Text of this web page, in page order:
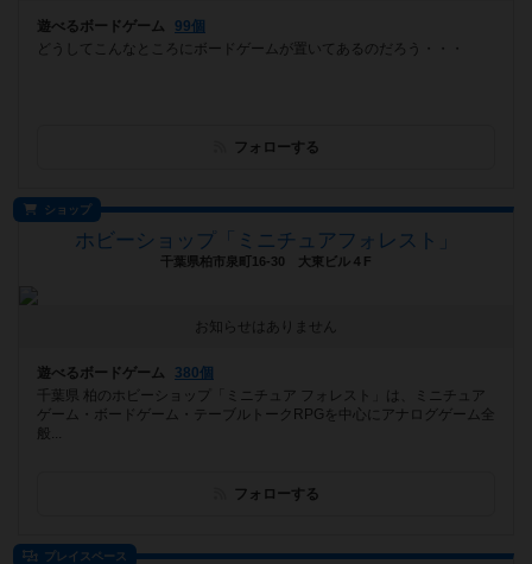
遊べるボードゲーム
99個
どうしてこんなところにボードゲームが置いてあるのだろう・・・
フォローする
ショップ
ホビーショップ「ミニチュアフォレスト」
千葉県柏市泉町16-30 大東ビル４F
お知らせはありません
遊べるボードゲーム
380個
千葉県 柏のホビーショップ「ミニチュア フォレスト」は、ミニチュア
ゲーム・ボードゲーム・テーブルトークRPGを中心にアナログゲーム全
般...
フォローする
プレイスペース